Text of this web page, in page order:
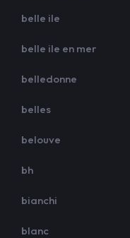
belle ile
belle ile en mer
belledonne
belles
belouve
bh
bianchi
blanc